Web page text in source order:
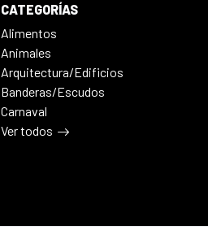
CATEGORÍAS
Alimentos
Animales
Arquitectura/Edificios
Banderas/Escudos
Carnaval
Ver todos